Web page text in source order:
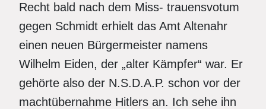
Recht bald nach dem Miss- trauensvotum
gegen Schmidt erhielt das Amt Altenahr
einen neuen Bürgermeister namens
Wilhelm Eiden, der „alter Kämpfer“ war. Er
gehörte also der N.S.D.A.P. schon vor der
machtübernahme Hitlers an. Ich sehe ihn